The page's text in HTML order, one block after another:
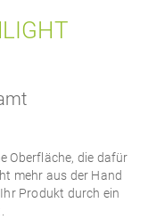
Oberfläche, die dafür
mehr aus der Hand
Produkt durch ein